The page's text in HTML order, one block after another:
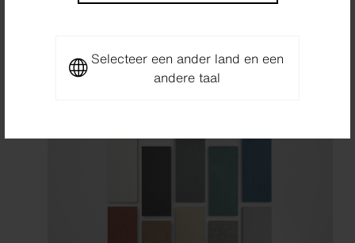
Selecteer een ander land en een
andere taal